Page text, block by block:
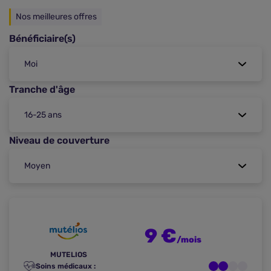
Nos meilleures offres
Bénéficiaire(s)
Tranche d'âge
Niveau de couverture
MUTELIOS
9 €/mois
Soins médicaux :